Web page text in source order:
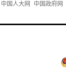
中国人大网 中国政府网